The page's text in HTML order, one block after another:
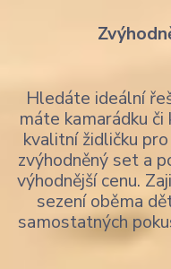
Hledáte ideální
máte kamarádku
kvalitní židličku
zvýhodněný set a
výhodnější cenu.
sezení oběma
samostatných